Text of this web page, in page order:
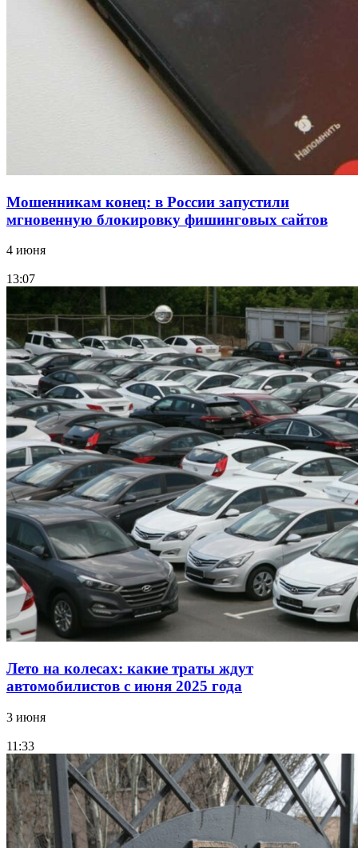
Волгоградские компании нарастили экспорт:
заключены контракты на 3,6 млн долларов
Мошенникам конец: в России запустили
мгновенную блокировку фишинговых сайтов
4 июня
13:07
Лето на колесах: какие траты ждут
автомобилистов с июня 2025 года
3 июня
11:33